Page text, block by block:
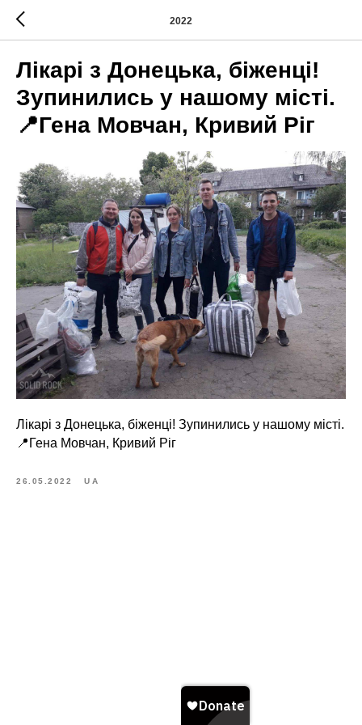
2022
Лікарі з Донецька, біженці!
Зупинились у нашому місті.
📍Гена Мовчан, Кривий Ріг
Лікарі з Донецька, біженці! Зупинились у нашому місті.
📍Гена Мовчан, Кривий Ріг
26.05.2022 UA